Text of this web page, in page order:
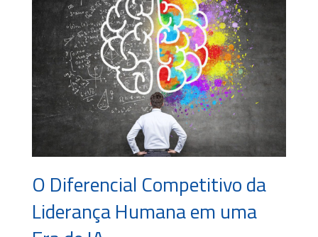
O Diferencial Competitivo da
Liderança Humana em uma